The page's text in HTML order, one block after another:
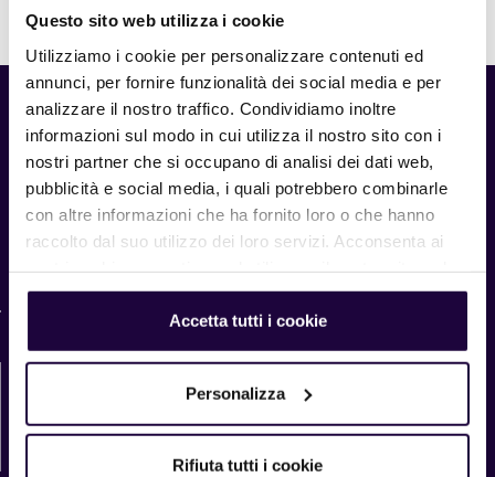
Questo sito web utilizza i cookie
Utilizziamo i cookie per personalizzare contenuti ed
annunci, per fornire funzionalità dei social media e per
analizzare il nostro traffico. Condividiamo inoltre
informazioni sul modo in cui utilizza il nostro sito con i
nostri partner che si occupano di analisi dei dati web,
pubblicità e social media, i quali potrebbero combinarle
con altre informazioni che ha fornito loro o che hanno
raccolto dal suo utilizzo dei loro servizi. Acconsenta ai
Accetta tutti i cookie
Personalizza
Rifiuta tutti i cookie
Home
Prodotti
Chi siamo
Ricette
Newsletter
Whistleblowing
explore.zeelandia.com